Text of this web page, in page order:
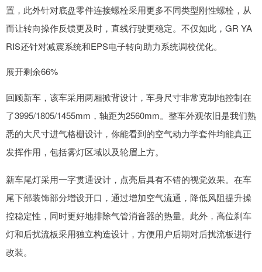
置，此外针对底盘零件连接螺栓采用更多不同类型刚性螺栓，从
而让转向操作反馈更及时，直线行驶更稳定。不仅如此，GR YA
RIS还针对减震系统和EPS电子转向助力系统调校优化。
展开剩余66%
回顾新车，该车采用两厢掀背设计，车身尺寸非常克制地控制在
了3995/1805/1455mm，轴距为2560mm。整车外观依旧是我们熟
悉的大尺寸进气格栅设计，你能看到的空气动力学套件均能真正
发挥作用，包括雾灯区域以及轮眉上方。
新车尾灯采用一字贯通设计，点亮后具有不错的视觉效果。在车
尾下部装饰部分增设开口，通过增加空气流通，降低风阻提升操
控稳定性，同时更好地排除气管消音器的热量。此外，高位刹车
灯和后扰流板采用独立构造设计，方便用户后期对后扰流板进行
改装。